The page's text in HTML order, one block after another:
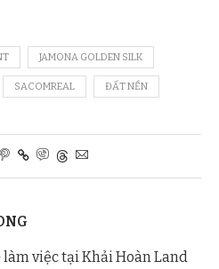
JAMONA GOLDEN SILK
SACOMREAL ĐẤT NỀN
làm việc tại Khải Hoàn Land